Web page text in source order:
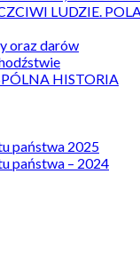
LUDZIE.
oraz darów
HISTORIA
państwa 2025
państwa – 2024